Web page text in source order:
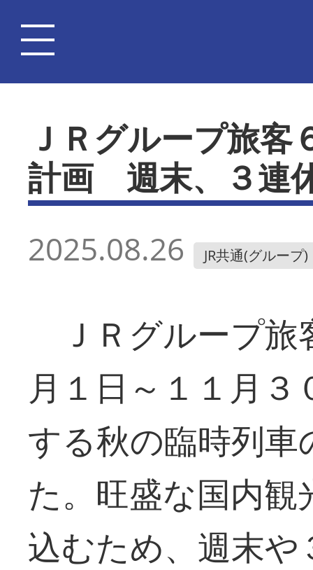
ＪＲグループ旅
計画 週末、３連
2025.08.26 JR共通(グループ)
ＪＲグループ旅
月１日～１１月
する秋の臨時列
た。旺盛な国内
込むため、週末